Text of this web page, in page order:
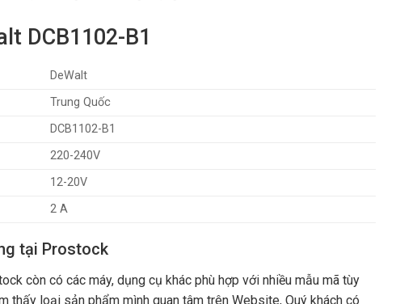
DCB1102-B1
DeWalt
Trung Quốc
DCB1102-B1
220-240V
12-20V
2 A
tại Prostock
còn có các máy, dụng cụ khác phù hợp với nhiều mẫu mã tùy
thấy loại sản phẩm mình quan tâm trên Website, Quý khách có